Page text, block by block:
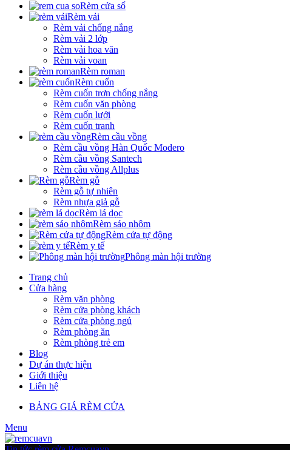
Rèm cửa sổ
Rèm vải
Rèm vải chống nắng
Rèm vải 2 lớp
Rèm vải hoa văn
Rèm vải voan
Rèm roman
Rèm cuốn
Rèm cuốn trơn chống nắng
Rèm cuốn văn phòng
Rèm cuốn lưới
Rèm cuốn tranh
Rèm cầu vồng
Rèm cầu vồng Hàn Quốc Modero
Rèm cầu vồng Santech
Rèm cầu vồng Allplus
Rèm gỗ
Rèm gỗ tự nhiên
Rèm nhựa giả gỗ
Rèm lá dọc
Rèm sáo nhôm
Rèm cửa tự động
Rèm y tế
Phông màn hội trường
Trang chủ
Cửa hàng
Rèm văn phòng
Rèm cửa phòng khách
Rèm cửa phòng ngủ
Rèm phòng ăn
Rèm phòng trẻ em
Blog
Dự án thực hiện
Giới thiệu
Liên hệ
BẢNG GIÁ RÈM CỬA
Menu